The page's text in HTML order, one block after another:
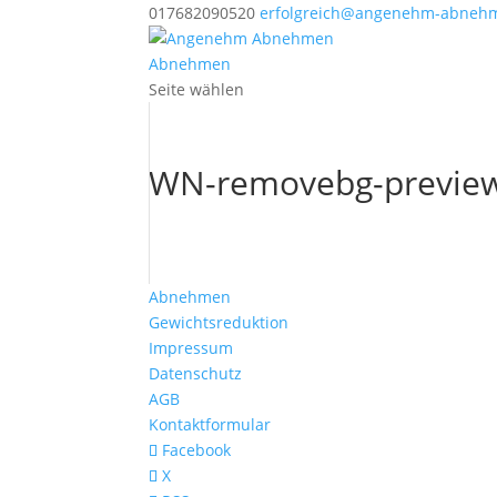
017682090520 erfolgreich@angenehm-
Abnehmen
Seite wählen
WN-removebg-
Abnehmen
Gewichtsreduktion
Impressum
Datenschutz
AGB
Kontaktformular
Facebook
X